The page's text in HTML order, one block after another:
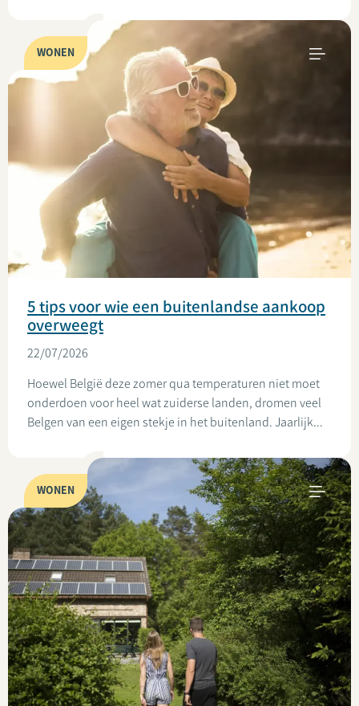
WONEN
5 tips voor wie een buitenlandse aankoop
overweegt
22/07/2026
Hoewel België deze zomer qua temperaturen niet moet
onderdoen voor heel wat zuiderse landen, dromen veel
Belgen van een eigen stekje in het buitenland. Jaarlijk...
WONEN